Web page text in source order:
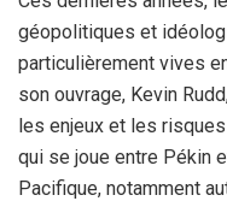
géopolitiques et
particulièrement vives
son ouvrage, Kevin
les enjeux et les
qui se joue entre Pékin
Pacifique, notamment